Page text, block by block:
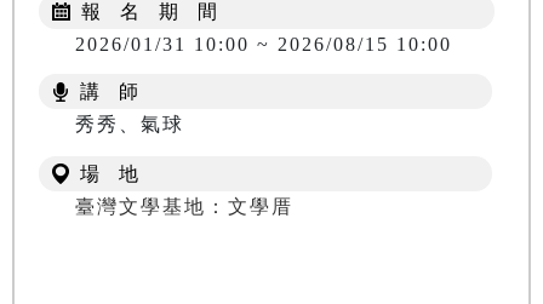
報 名 期 間
2026/01/31 10:00 ~ 2026/08/15 10:00
講 師
秀秀、氣球
場 地
臺灣文學基地：文學厝